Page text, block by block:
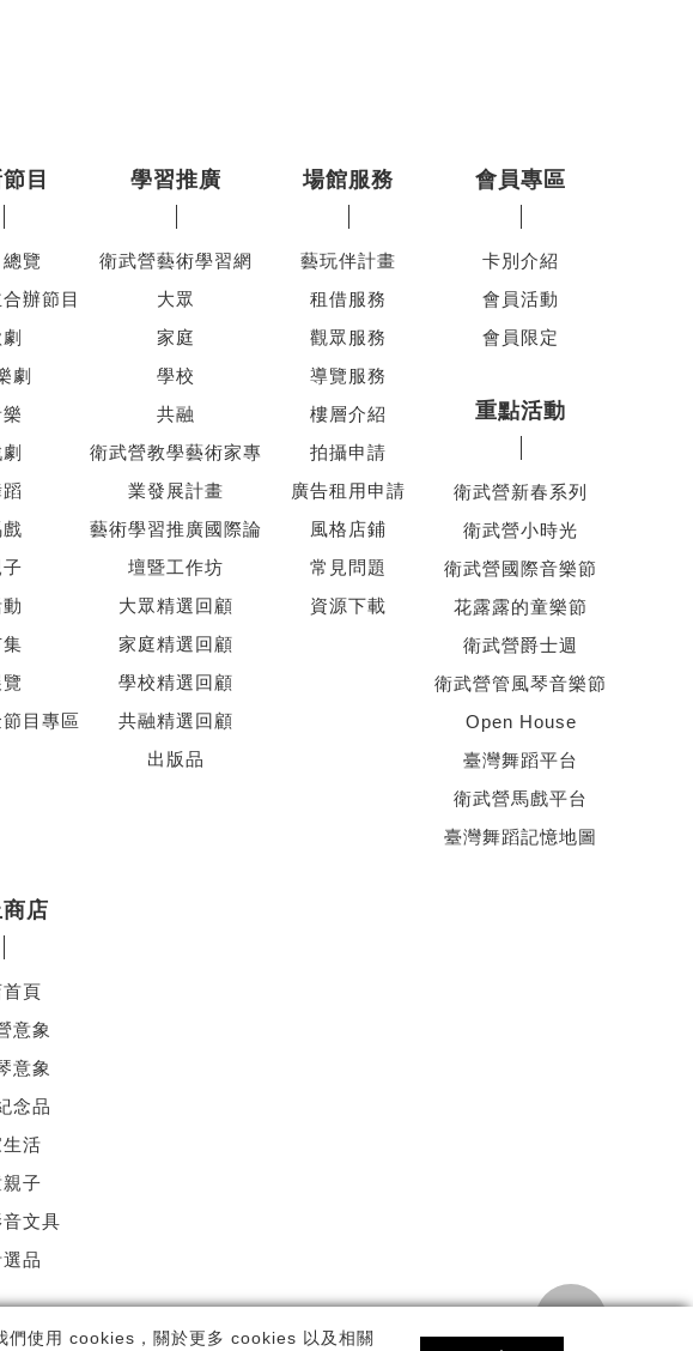
們使用 cookies，關於更多 cookies 以及相關
目
覽
辦節目
劇
戲
子
覽
目專區
學習推廣
衛武營藝術學習網
大眾
家庭
學校
共融
衛武營教學藝術家專
業發展計畫
藝術學習推廣國際論
壇暨工作坊
大眾精選回顧
家庭精選回顧
學校精選回顧
共融精選回顧
出版品
場館服務
藝玩伴計畫
租借服務
觀眾服務
導覽服務
樓層介紹
拍攝申請
廣告租用申請
風格店鋪
常見問題
資源下載
會員專區
卡別介紹
會員活動
會員限定
重點活動
衛武營新春系列
衛武營小時光
衛武營國際音樂節
花露露的童樂節
衛武營爵士週
衛武營管風琴音樂節
Open House
臺灣舞蹈平台
衛武營馬戲平台
臺灣舞蹈記憶地圖
店
頁
意象
意象
念品
生活
親子
文具
品